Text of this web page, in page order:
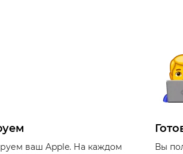
ваш Apple. На каждом
Вы